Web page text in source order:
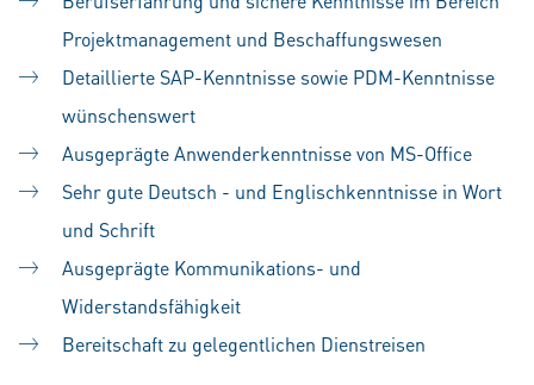
Projektmanagement und Beschaffungswesen
Detaillierte SAP-Kenntnisse sowie PDM-Kenntnisse
wünschenswert
Ausgeprägte Anwenderkenntnisse von MS-Office
Sehr gute Deutsch - und Englischkenntnisse in Wort
und Schrift
Ausgeprägte Kommunikations- und
Widerstandsfähigkeit
Bereitschaft zu gelegentlichen Dienstreisen